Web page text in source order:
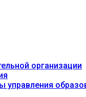
организации
управления